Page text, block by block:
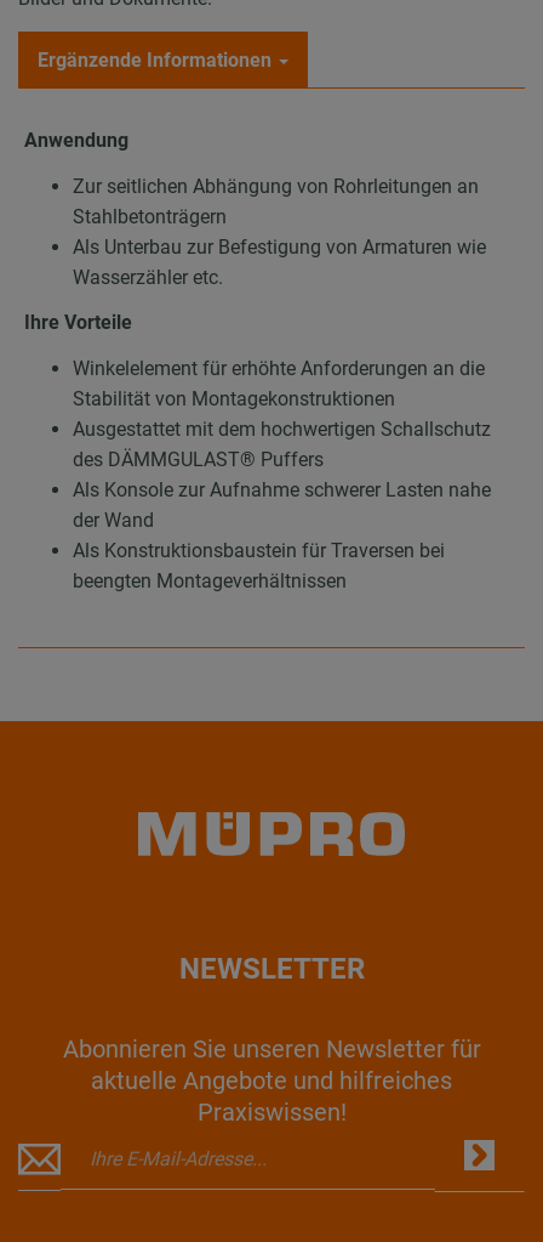
Ergänzende Informationen
Anwendung
Zur seitlichen Abhängung von Rohrleitungen an
Stahlbetonträgern
Als Unterbau zur Befestigung von Armaturen wie
Wasserzähler etc.
Ihre Vorteile
Winkelelement für erhöhte Anforderungen an die
Stabilität von Montagekonstruktionen
Ausgestattet mit dem hochwertigen Schallschutz
des DÄMMGULAST® Puffers
Als Konsole zur Aufnahme schwerer Lasten nahe
der Wand
Als Konstruktionsbaustein für Traversen bei
beengten Montageverhältnissen
NEWSLETTER
Abonnieren Sie unseren Newsletter für
aktuelle Angebote und hilfreiches
Praxiswissen!